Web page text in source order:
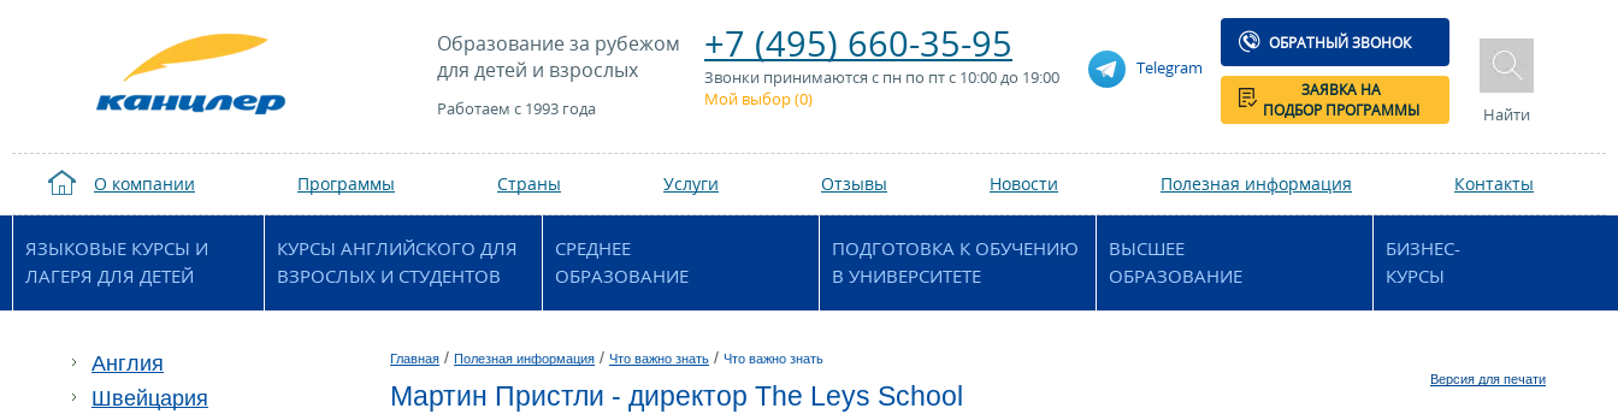
Образование за рубежом
для детей и взрослых
Работаем с 1993 года
+7 (495) 660-35-95
Звонки принимаются с пн по пт с 10:00 до 19:00
Мой выбор (0)
Telegram
ОБРАТНЫЙ ЗВОНОК
ЗАЯВКА НА
ПОДБОР ПРОГРАММЫ
Найти
О компании Программы Страны Услуги Отзывы Новости Полезная информация Контакты
ЯЗЫКОВЫЕ КУРСЫ И
ЛАГЕРЯ ДЛЯ ДЕТЕЙ
КУРСЫ АНГЛИЙСКОГО ДЛЯ
ВЗРОСЛЫХ И СТУДЕНТОВ
СРЕДНЕЕ
ОБРАЗОВАНИЕ
ПОДГОТОВКА К ОБУЧЕНИЮ
В УНИВЕРСИТЕТЕ
ВЫСШЕЕ
ОБРАЗОВАНИЕ
БИЗНЕС-
КУРСЫ
Англия
Швейцария
Главная / Полезная информация / Что важно знать / Что важно знать
Версия для печати
Мартин Пристли - директор The Leys School